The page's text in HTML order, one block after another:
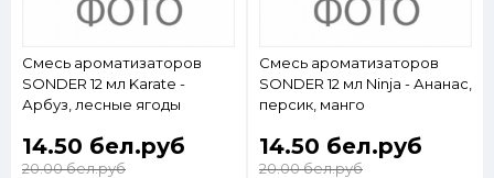
Смесь ароматизаторов
SONDER 12 мл Karate -
Арбуз, лесные ягоды
14.50 бел.руб
20.00 бел.руб
Смесь ароматизаторов
SONDER 12 мл Ninja - Ананас,
персик, манго
14.50 бел.руб
20.00 бел.руб